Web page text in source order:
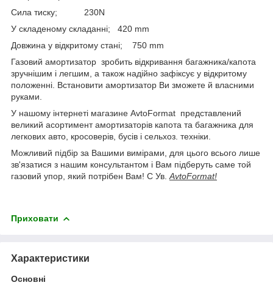
Сила тиску; 230N
У складеному складанні; 420 mm
Довжина у відкритому стані; 750 mm
Газовий амортизатор зробить відкривання багажника/капота
зручнішим і легшим, а також надійно зафіксує у відкритому
положенні. Встановити амортизатор Ви зможете й власними
руками.
У нашому інтернеті магазине AvtoFormat представлений
великий асортимент амортизаторів капота та багажника для
легкових авто, кросоверів, бусів і сельхоз. техніки.
Можливий підбір за Вашими вимірами, для цього всього лише
зв'язатися з нашим консультантом і Вам підберуть саме той
газовий упор, який потрібен Вам! С Ув. AvtoFormat!
Приховати
Характеристики
Основні